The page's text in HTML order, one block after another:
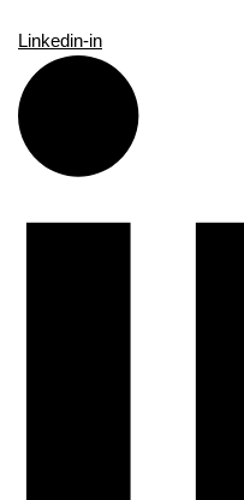
Linkedin-in